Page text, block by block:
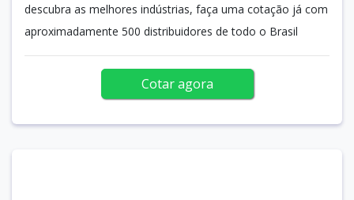
descubra as melhores indústrias, faça uma cotação já com
aproximadamente 500 distribuidores de todo o Brasil
Cotar agora